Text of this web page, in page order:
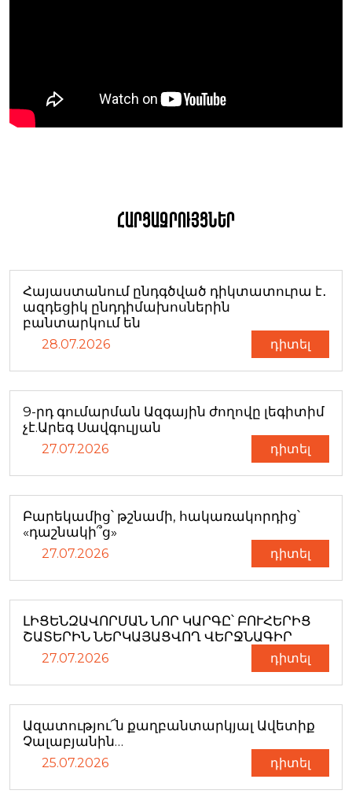
Հարցազրույցներ
Հայաստանում ընդգծված դիկտատուրա է․
ազդեցիկ ընդդիմախոսներին
բանտարկում են
28.07.2026 դիտել
9-րդ գումարման Ազգային ժողովը լեգիտիմ
չէ.Արեգ Սավգուլյան
27.07.2026 դիտել
Բարեկամից՝ թշնամի, հակառակորդից՝
«դաշնակի՞ց»
27.07.2026 դիտել
ԼԻՑԵՆԶԱՎՈՐՄԱՆ ՆՈՐ ԿԱՐԳԸ՝ ԲՈՒՀԵՐԻՑ
ՇԱՏԵՐԻՆ ՆԵՐԿԱՅԱՑՎՈՂ ՎԵՐՋՆԱԳԻՐ
27.07.2026 դիտել
Ազատությու՜ն քաղբանտարկյալ Ավետիք
Չալաբյանին…
25.07.2026 դիտել